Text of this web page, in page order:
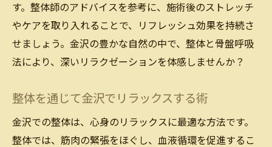
す。整体師のアドバイスを参考に、施術後のストレッチ
やケアを取り入れることで、リフレッシュ効果を持続さ
せましょう。金沢の豊かな自然の中で、整体と骨盤呼吸
法により、深いリラクゼーションを体感しませんか？
整体を通じて金沢でリラックスする術
金沢での整体は、心身のリラックスに最適な方法です。
整体では、筋肉の緊張をほぐし、血液循環を促進するこ